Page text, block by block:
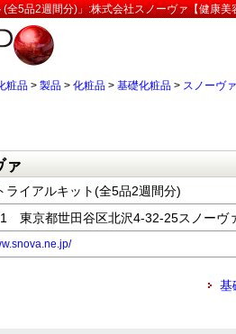
全5品2週間分)」:株式会社スノーヴァ【健康美
粧品 > 製品 > 化粧品 > 基礎化粧品 > スノーヴ
ァ
ライアルキット(全5品2週間分)
東京都世田谷区北沢4-32-25スノーヴ
基